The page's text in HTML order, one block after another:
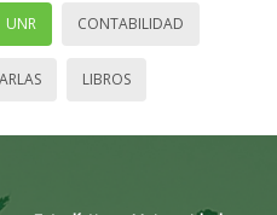
UNR CONTABILIDAD
LIBROS